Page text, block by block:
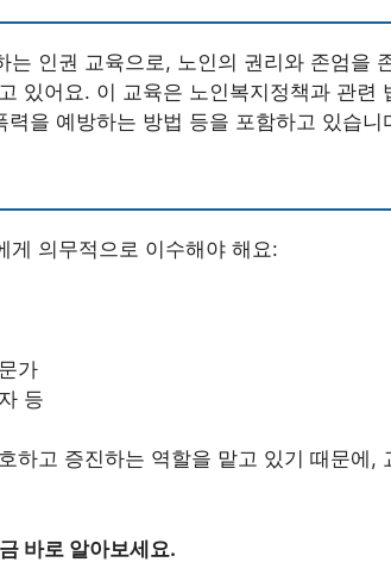
는 인권 교육으로, 노인의 권리와 존엄을
있어요. 이 교육은 노인복지정책과 관련
을 예방하는 방법 등을 포함하고 있습니
게 의무적으로 이수해야 해요:
가
등
하고 증진하는 역할을 맡고 있기 때문에,
바로 알아보세요.